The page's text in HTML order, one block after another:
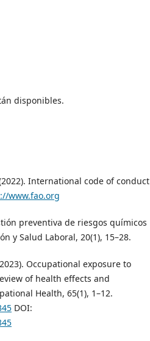
disponibles.
International code of conduct
www.fao.org
preventiva de riesgos químicos
y Salud Laboral, 20(1), 15–28.
Occupational exposure to
of health effects and
Health, 65(1), 1–12.
DOI: